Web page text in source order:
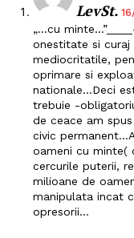
Despre noi / Echipa
Proiecte editoriale
Rețea
LevSt.
„…cu
onestitate si
mediocritatile,
oprimare si
nationale…Deci
trebuie -
de ceace am
civic
oameni cu minte(
cercurile puterii,
milioane de
manipulata incat
opresorii…